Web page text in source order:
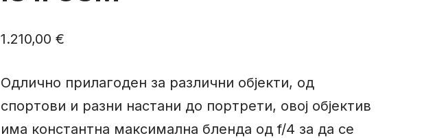
1.210,00 €
Одлично прилагоден за различни објекти, од
спортови и разни настани до портрети, овој објектив
има константна максимална бленда од f/4 за да се